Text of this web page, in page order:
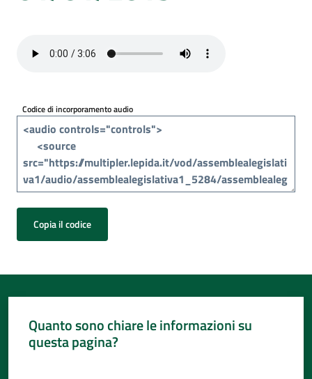
Argomenti
Per
Per
cittadini
Codice di incorporamento audio
Copia il codice
Quanto sono chiare le informazioni su
questa pagina?